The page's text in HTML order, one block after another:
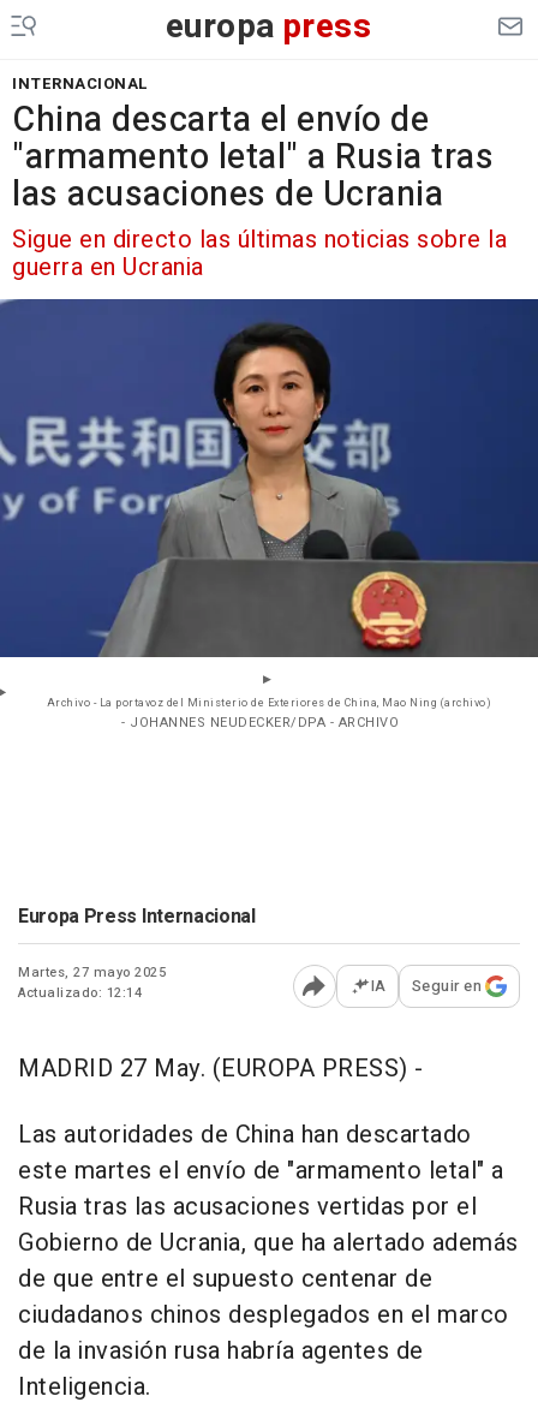
europa press
INTERNACIONAL
China descarta el envío de
"armamento letal" a Rusia tras
las acusaciones de Ucrania
Sigue en directo las últimas noticias sobre la
guerra en Ucrania
Archivo - La portavoz del Ministerio de Exteriores de China, Mao Ning (archivo)
- JOHANNES NEUDECKER/DPA - ARCHIVO
Europa Press Internacional
Martes, 27 mayo 2025
Actualizado: 12:14
Abrir opciones para
IA Seguir en
MADRID 27 May. (EUROPA PRESS) -
Las autoridades de China han descartado
este martes el envío de "armamento letal" a
Rusia tras las acusaciones vertidas por el
Gobierno de Ucrania, que ha alertado además
de que entre el supuesto centenar de
ciudadanos chinos desplegados en el marco
de la invasión rusa habría agentes de
Inteligencia.